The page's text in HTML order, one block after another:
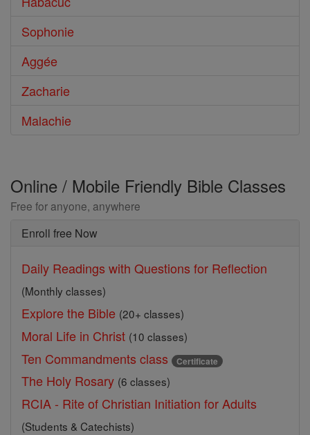
Sophonie
Aggée
Zacharie
Malachie
Online / Mobile Friendly Bible Classes
Free for anyone, anywhere
Enroll free Now
Daily Readings with Questions for Reflection
(Monthly classes)
Explore the Bible (20+ classes)
Moral Life in Christ (10 classes)
Ten Commandments class Certificate
The Holy Rosary (6 classes)
RCIA - Rite of Christian Initiation for Adults
(Students & Catechists)